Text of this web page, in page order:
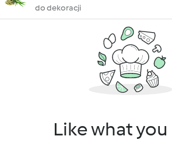
do dekoracji
Like what you